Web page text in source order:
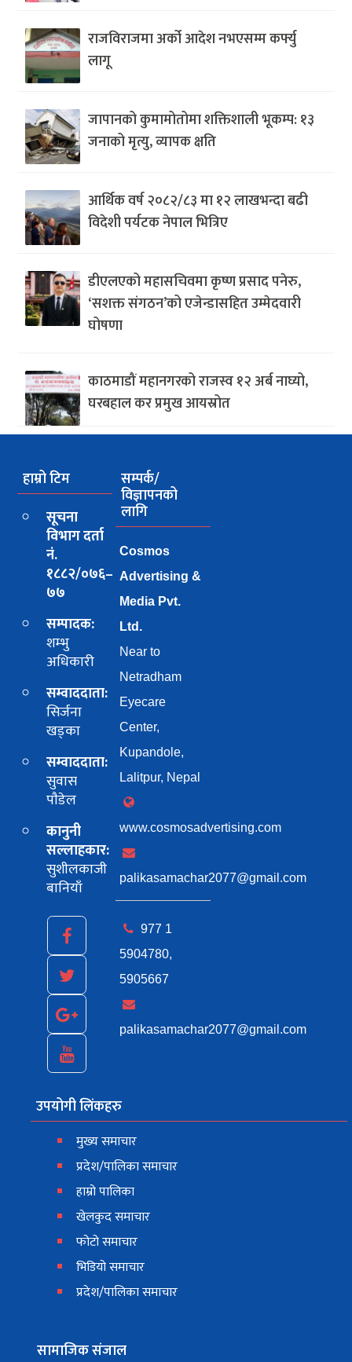
राजविराजमा अर्को आदेश नभएसम्म कर्फ्यु
लागू
जापानको कुमामोतोमा शक्तिशाली भूकम्प: १३
जनाको मृत्यु, व्यापक क्षति
आर्थिक वर्ष २०८२/८३ मा १२ लाखभन्दा बढी
विदेशी पर्यटक नेपाल भित्रिए
डीएलएको महासचिवमा कृष्ण प्रसाद पनेरु,
‘सशक्त संगठन’को एजेन्डासहित उम्मेदवारी
घोषणा
काठमाडौं महानगरको राजस्व १२ अर्ब नाघ्यो,
घरबहाल कर प्रमुख आयस्रोत
हाम्रो टिम
सूचना
विभाग दर्ता
नं.
१८८२/०७६–
७७
सम्पादक:
शम्भु
अधिकारी
सम्वाददाता:
सिर्जना
खड्का
सम्वाददाता:
सुवास
पाैडेल
कानुनी
सल्लाहकार:
सुशीलकाजी
बानियाँ
सम्पर्क/
विज्ञापनको
लागि
Cosmos
Advertising &
Media Pvt.
Ltd.
Near to
Netradham
Eyecare
Center,
Kupandole,
Lalitpur, Nepal
www.cosmosadvertising.com
palikasamachar2077@gmail.com
977 1
5904780,
5905667
palikasamachar2077@gmail.com
उपयोगी लिंकहरु
मुख्य समाचार
प्रदेश/पालिका समाचार
हाम्रो पालिका
खेलकुद समाचार
फोटो समाचार
भिडियो समाचार
प्रदेश/पालिका समाचार
सामाजिक संजाल